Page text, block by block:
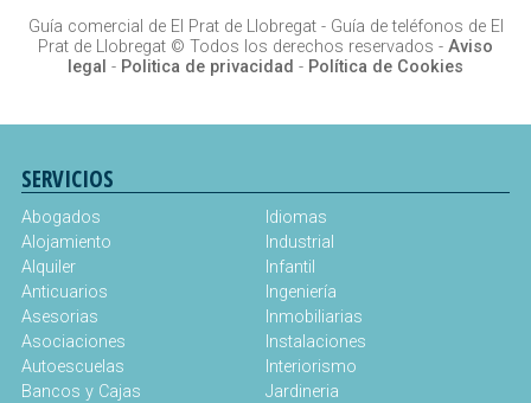
Guía comercial de El Prat de Llobregat - Guía de teléfonos de El
Prat de Llobregat © Todos los derechos reservados - Aviso
legal - Politica de privacidad - Política de Cookies
SERVICIOS
Abogados
Alojamiento
Alquiler
Anticuarios
Asesorias
Asociaciones
Autoescuelas
Bancos y Cajas
Idiomas
Industrial
Infantil
Ingeniería
Inmobiliarias
Instalaciones
Interiorismo
Jardineria